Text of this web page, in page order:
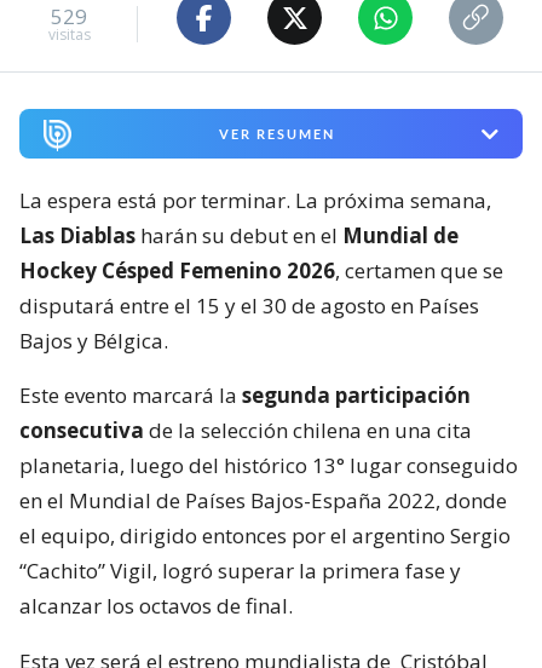
529
visitas
VER RESUMEN
La espera está por terminar. La próxima semana,
Las Diablas harán su debut en el Mundial de
Hockey Césped Femenino 2026, certamen que se
disputará entre el 15 y el 30 de agosto en Países
Bajos y Bélgica.
Este evento marcará la segunda participación
consecutiva de la selección chilena en una cita
planetaria, luego del histórico 13° lugar conseguido
en el Mundial de Países Bajos-España 2022, donde
el equipo, dirigido entonces por el argentino Sergio
“Cachito” Vigil, logró superar la primera fase y
alcanzar los octavos de final.
Esta vez será el estreno mundialista de Cristóbal